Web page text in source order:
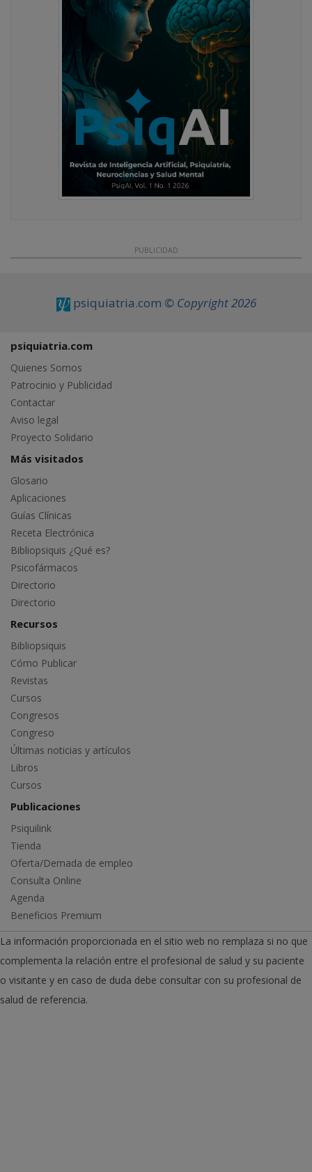
PUBLICIDAD
psiquiatria.com © Copyright 2026
psiquiatria.com
Quienes Somos
Patrocinio y Publicidad
Contactar
Aviso legal
Proyecto Solidario
Más visitados
Glosario
Aplicaciones
Guías Clínicas
Receta Electrónica
Bibliopsiquis ¿Qué es?
Psicofármacos
Directorio
Directorio
Recursos
Bibliopsiquis
Cómo Publicar
Revistas
Cursos
Congresos
Congreso
Últimas noticias y artículos
Libros
Cursos
Publicaciones
Psiquilink
Tienda
Oferta/Demada de empleo
Consulta Online
Agenda
Beneficios Premium
La información proporcionada en el sitio web no remplaza si no que
complementa la relación entre el profesional de salud y su paciente
o visitante y en caso de duda debe consultar con su profesional de
salud de referencia.